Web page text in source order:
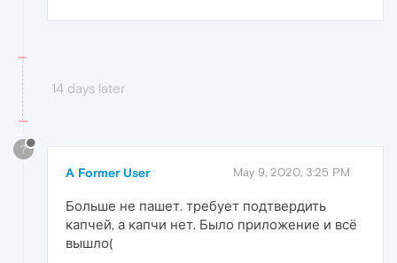
14 days later
?
A Former User May 9, 2020, 3:25 PM
Больше не пашет. требует подтвердить
капчей, а капчи нет. Было приложение и всё
вышло(